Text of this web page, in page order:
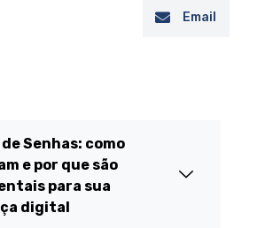
Email
Senhas: como
e por que são
para sua
digital